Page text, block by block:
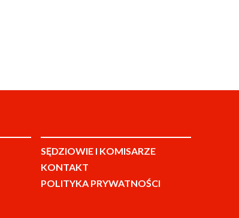
SĘDZIOWIE I KOMISARZE
KONTAKT
POLITYKA PRYWATNOŚCI